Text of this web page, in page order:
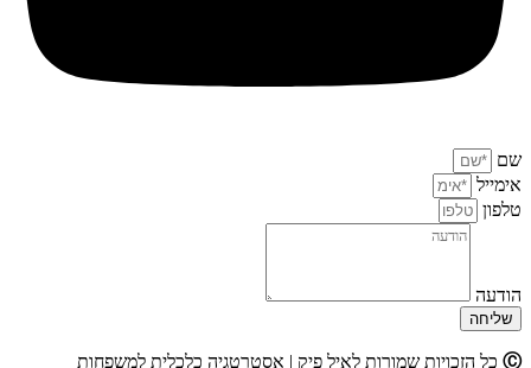
שם
אימייל
טלפון
הודעה
שליחה
Ⓒ כל הזכויות שמורות לאיל פיק | אסטרטגיה כלכלית למשפחות